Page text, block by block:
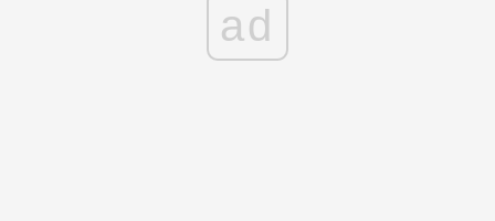
ad